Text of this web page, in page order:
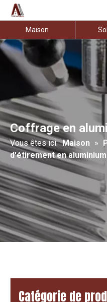
Maison
Coffrage en
Vous êtes ici: Maison »
d'étirement en aluminium
Catégorie de